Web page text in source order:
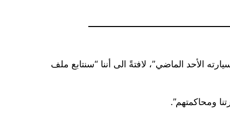
الأحد الماضي”، لافتةً الى أننا “سنتابع ملف
ومحاكمتهم”.